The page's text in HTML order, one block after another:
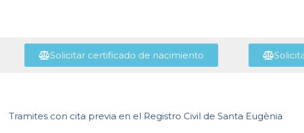
Solicitar certificado de nacimiento
Tramites con cita previa en el Registro Civil de Santa Eugènia